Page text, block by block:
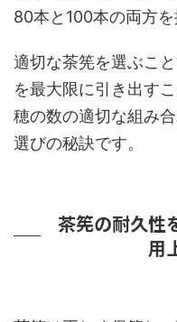
80本と100本の両方を
適切な茶筅を選ぶこ
を最大限に引き出す
穂の数の適切な組み
選びの秘訣です。
茶筅の耐久性
用